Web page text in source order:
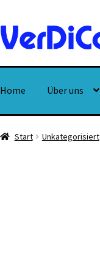
Zur
Navigation
Zum
Inhalt
Home Über uns
Start Unkategorisiert